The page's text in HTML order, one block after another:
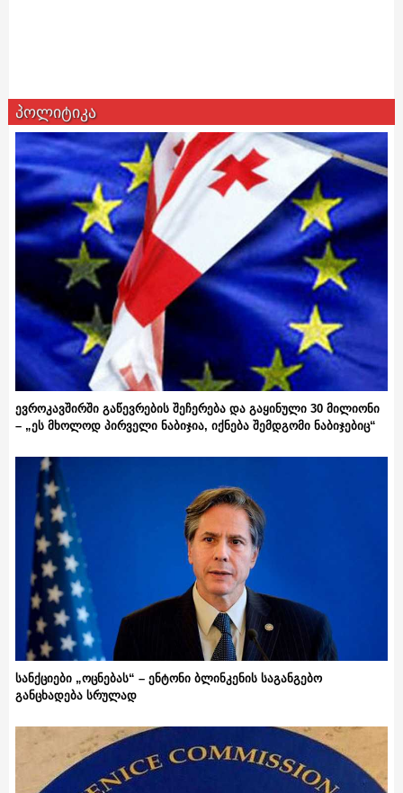
პოლიტიკა
ევროკავშირში გაწევრების შეჩერება და გაყინული 30 მილიონი
– „ეს მხოლოდ პირველი ნაბიჯია, იქნება შემდგომი ნაბიჯებიც“
სანქციები „ოცნებას“ – ენტონი ბლინკენის საგანგებო
განცხადება სრულად